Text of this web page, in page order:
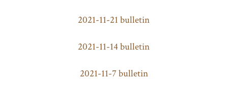
2021-11-21 bulletin
2021-11-14 bulletin
2021-11-7 bulletin